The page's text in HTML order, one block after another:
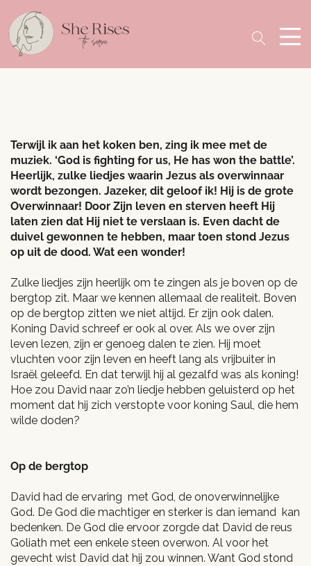
Terwijl ik aan het koken ben, zing ik mee met de
muziek. ‘God is fighting for us, He has won the battle’.
Heerlijk, zulke liedjes waarin Jezus als overwinnaar
wordt bezongen. Jazeker, dit geloof ik! Hij is de grote
Overwinnaar! Door Zijn leven en sterven heeft Hij
laten zien dat Hij niet te verslaan is. Even dacht de
duivel gewonnen te hebben, maar toen stond Jezus
op uit de dood. Wat een wonder!
Zulke liedjes zijn heerlijk om te zingen als je boven op de
bergtop zit. Maar we kennen allemaal de realiteit. Boven
op de bergtop zitten we niet altijd. Er zijn ook dalen.
Koning David schreef er ook al over. Als we over zijn
leven lezen, zijn er genoeg dalen te zien. Hij moet
vluchten voor zijn leven en heeft lang als vrijbuiter in
Israël geleefd. En dat terwijl hij al gezalfd was als koning!
Hoe zou David naar zo’n liedje hebben geluisterd op het
moment dat hij zich verstopte voor koning Saul, die hem
wilde doden?
Op de bergtop
David had de ervaring met God, de onoverwinnelijke
God. De God die machtiger en sterker is dan iemand kan
bedenken. De God die ervoor zorgde dat David de reus
Goliath met een enkele steen overwon. Al voor het
gevecht wist David dat hij zou winnen. Want God stond